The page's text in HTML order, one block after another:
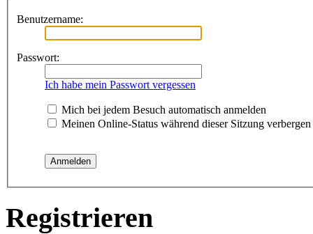
Benutzername:
Passwort:
Ich habe mein Passwort vergessen
Mich bei jedem Besuch automatisch anmelden
Meinen Online-Status während dieser Sitzung verbergen
Registrieren